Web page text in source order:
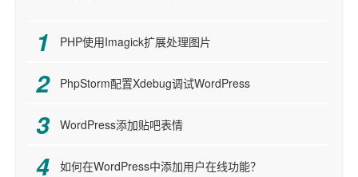
PHP使用Imagick扩展处理图片
PhpStorm配置Xdebug调试WordPress
WordPress添加贴吧表情
如何在WordPress中添加用户在线功能？